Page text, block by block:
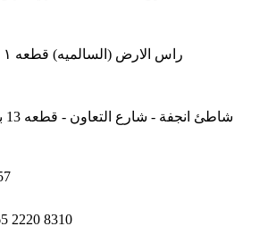
راس الارض (السالميه) قطعه ١ الشارع الاول مبنى 3
2220 8310